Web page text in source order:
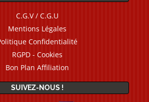
C.G.V / C.G.U
Mentions Légales
Confidentialité
RGPD - Cookies
Bon Plan Affiliation
SUIVEZ-NOUS !